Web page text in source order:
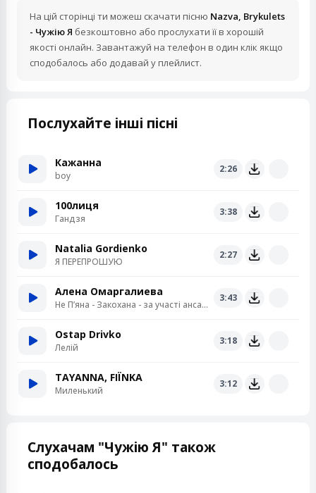
На цій сторінці ти можеш скачати пісню Nazva, Brykulets
- Чужію Я безкоштовно або прослухати її в хорошій
якості онлайн. Завантажуй на телефон в один клік якщо
сподобалось або додавай у плейлист.
Послухайте інші пісні
Кажанна
boy
2:26
100лиця
Гандзя
3:38
Natalia Gordienko
Я ПЕРЕПРОШУЮ
2:27
Алена Омаргалиева
Не Пʼяна - Закохана - за участі ансамблю «Кралиця»
3:43
Ostap Drivko
Лелій
3:18
TAYANNA, FIЇNKA
Миленький
3:12
Слухачам "Чужію Я" також
сподобалось